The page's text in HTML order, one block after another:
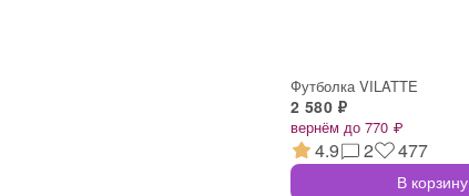
Футболка VILATTE
2 580 ₽
вернём до 770 ₽
4.9 2 477
В корзину